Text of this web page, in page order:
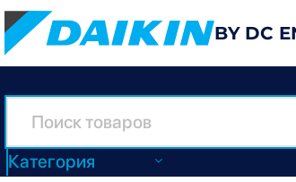
BY DC
Категория